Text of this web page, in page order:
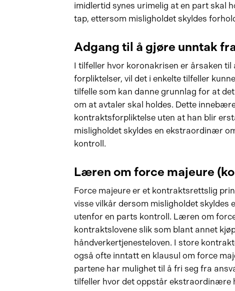
imidlertid synes urimelig at en part skal
tap, ettersom misligholdet skyldes
Adgang til å gjøre unntak
I tilfeller hvor koronakrisen er årsaken
forpliktelser, vil det i enkelte tilfeller
tilfelle som kan danne grunnlag for at
om at avtaler skal holdes. Dette
kontraktsforpliktelse uten at han blir
misligholdet skyldes en ekstraordinær
kontroll.
Læren om force majeure
Force majeure er et kontraktsrettslig
visse vilkår dersom misligholdet
utenfor en parts kontroll. Læren om
kontraktslovene slik som blant annet
håndverkertjenesteloven. I store
også ofte inntatt en klausul om force
partene har mulighet til å fri seg fra
tilfeller hvor det oppstår ekstraordinære